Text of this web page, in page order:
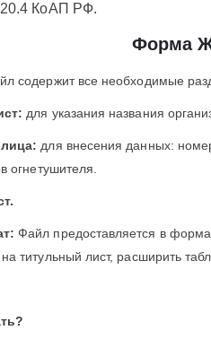
20.4 КоАП РФ.
Форма
содержит все необходимые
для указания названия
для внесения данных:
огнетушителя.
Файл предоставляется в
титульный лист, расширить